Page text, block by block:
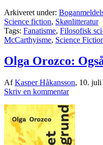
Arkiveret under:
Science fiction, Skønlitteratur
Tags: Fanatisme, Filosofisk
McCarthyisme, Science
Olga Orozco:
AfKasper Håkansson, 10. juli
Skriv en kommentar